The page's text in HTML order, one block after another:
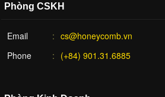
Phòng CSKH
Email
cs@honeycomb.vn
Phone
(+84) 901.31.6885